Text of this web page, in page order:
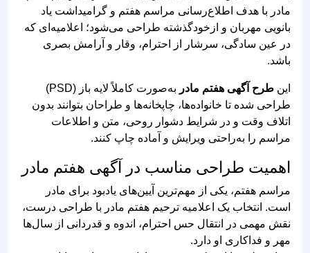
مادر با هدف اطلاع‌رسانی مراسم هفتم و گرامیداشت یاد
بانویی مهربان و ازخودگذشته طراحی می‌شود؛ اعلامیه‌ای که
در عین سادگی، سرشار از احترام، وقار و آرامش بصری
باشد.
این طرح آگهی هفتم مادر
به‌صورت کاملاً لایه باز (PSD)
طراحی شده تا خانواده‌ها، چاپخانه‌ها و طراحان بتوانند بدون
اتلاف وقت و در شرایط دشوار روحی، متن و اطلاعات
مراسم را به‌راحتی ویرایش و آماده چاپ کنند.
اهمیت طراحی مناسب در آگهی هفتم مادر
مراسم هفتم، یکی از مهم‌ترین آیین‌های یادبود برای مادر
است. انتخاب یک اعلامیه ترحیم هفتم مادر با طراحی درست،
نقش مهمی در انتقال حس احترام، اندوه و قدردانی از سال‌ها
مهر و فداکاری او دارد.